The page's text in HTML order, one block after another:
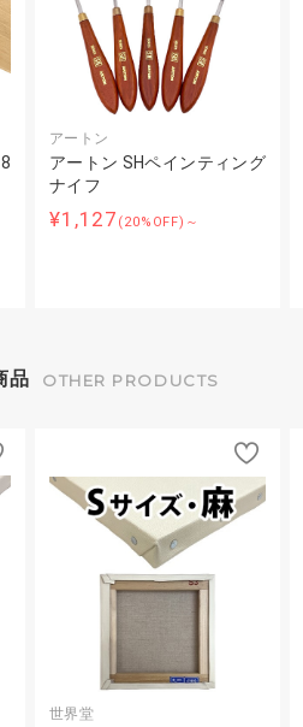
アートン
アートン SHペインティング
ナイフ
¥1,127 (20%OFF)～
品 OTHER PRODUCTS
世界堂